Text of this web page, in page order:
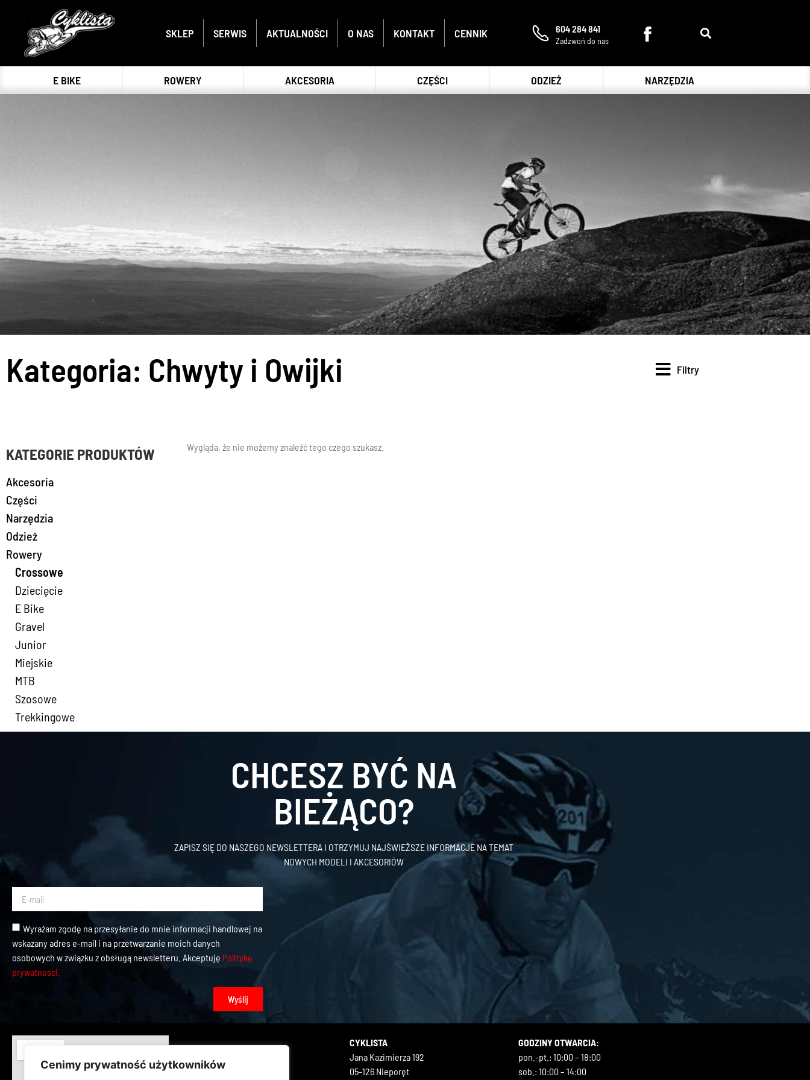
Cenimy prywatność użytkowników
SKLEP SERWIS AKTUALNOŚCI O NAS KONTAKT CENNIK 604 284 841
Zadzwoń do nas
E BIKE ROWERY AKCESORIA CZĘŚCI ODZIEŻ NARZĘDZIA
Kategoria: Chwyty i Owijki Filtry
KATEGORIE PRODUKTÓW
Akcesoria
Części
Narzędzia
Odzież
Rowery
Crossowe
Dziecięcie
E Bike
Gravel
Junior
Miejskie
MTB
Szosowe
Trekkingowe
Wygląda, że nie możemy znaleźć tego czego szukasz.
CHCESZ BYĆ NA
BIEŻĄCO?
ZAPISZ SIĘ DO NASZEGO NEWSLETTERA I OTRZYMUJ NAJŚWIEŻSZE INFORMACJE NA TEMAT
NOWYCH MODELI I AKCESORIÓW
Wyrażam zgodę na przesyłanie do mnie informacji handlowej na
wskazany adres e-mail i na przetwarzanie moich danych
osobowych w związku z obsługą newsletteru. Akceptuję Politykę
prywatności.
Wyślij
CYKLISTA
Jana Kazimierza 192
05-126 Nieporęt
GODZINY OTWARCIA:
pon.-pt.: 10:00 – 18:00
sob.: 10:00 – 14:00